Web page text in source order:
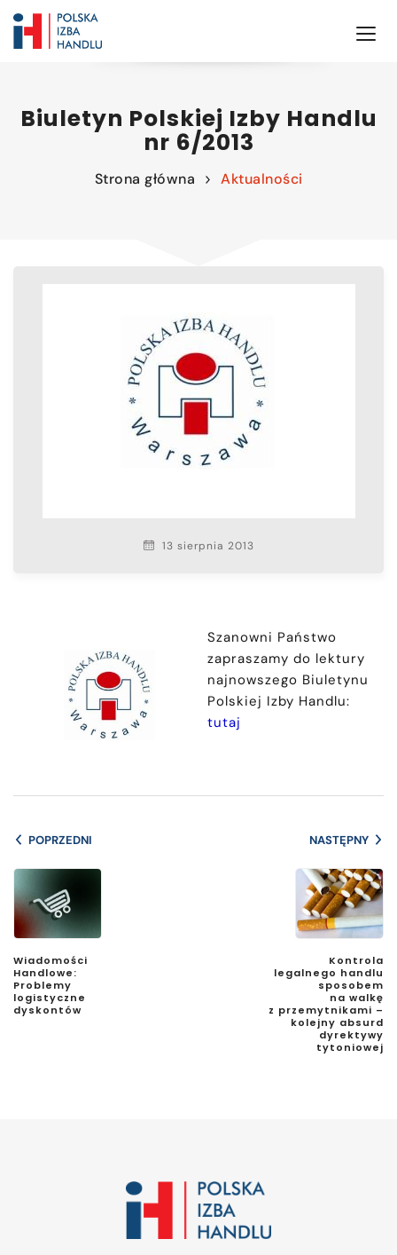
Biuletyn Polskiej Izby Handlu
nr 6/2013
Strona główna Aktualności
13 sierpnia 2013
Szanowni Państwo
zapraszamy do lektury
najnowszego Biuletynu
Polskiej Izby Handlu:
tutaj
POPRZEDNI
Wiadomości
Handlowe:
Problemy
logistyczne
dyskontów
NASTĘPNY
Kontrola
legalnego handlu
sposobem
na walkę
z przemytnikami –
kolejny absurd
dyrektywy
tytoniowej